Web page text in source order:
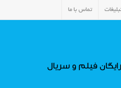
تماس با ما
فیلم و سریال